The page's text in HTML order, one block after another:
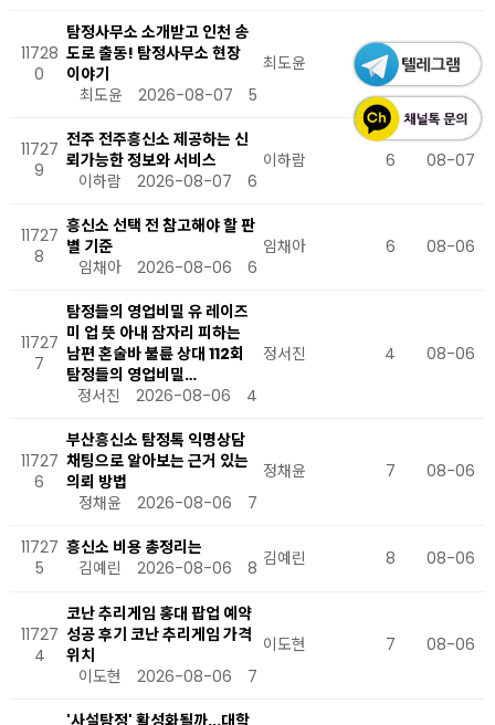
11728
0
탐정사무소 소개받고 인천 송
도로 출동! 탐정사무소 현장
이야기
최도윤
2026-08-07 5
최도윤 5 08-07
11727
9
전주 전주흥신소 제공하는 신
뢰가능한 정보와 서비스
이하람
2026-08-07 6
이하람 6 08-07
11727
8
흥신소 선택 전 참고해야 할 판
별 기준
임채아
2026-08-06 6
임채아 6 08-06
11727
7
탐정들의 영업비밀 유 레이즈
미 업 뜻 아내 잠자리 피하는
남편 혼술바 불륜 상대 112회
탐정들의 영업비밀…
정서진
2026-08-06 4
정서진 4 08-06
11727
6
부산흥신소 탐정톡 익명상담
채팅으로 알아보는 근거 있는
의뢰 방법
정채윤
2026-08-06 7
정채윤 7 08-06
11727
5
흥신소 비용 총정리는
김예린
2026-08-06 8 김예린 8 08-06
11727
4
코난 추리게임 홍대 팝업 예약
성공 후기 코난 추리게임 가격
위치
이도현
2026-08-06 7
이도현 7 08-06
'사설탐정' 활성화될까...대학